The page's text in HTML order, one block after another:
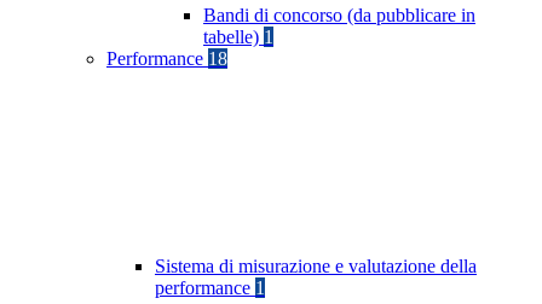
Bandi di concorso (da pubblicare in
tabelle) 1
Performance 18
Sistema di misurazione e valutazione della
performance 1